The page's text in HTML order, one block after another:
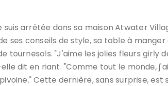
suis arrêtée dans sa maison Atwater
ses conseils de style, sa table à
tournesols. "J'aime les jolies fleurs girly
dit en riant. "Comme tout le monde,
Cette dernière, sans surprise, est